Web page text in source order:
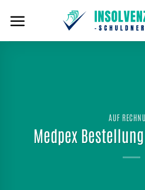
Inhalt
springen
AUF
Medpex